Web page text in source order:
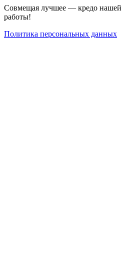
Совмещая лучшее — кредо
работы!
Политика персональных данных